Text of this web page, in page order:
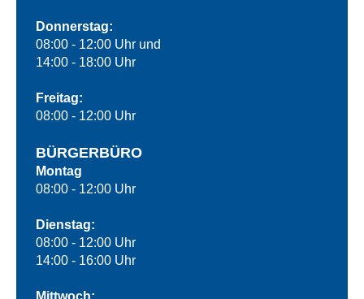
Donnerstag:
08:00 - 12:00 Uhr und
14:00 - 18:00 Uhr
Freitag:
08:00 - 12:00 Uhr
BÜRGERBÜRO
Montag
08:00 - 12:00 Uhr
Dienstag:
08:00 - 12:00 Uhr
14:00 - 16:00 Uhr
Mittwoch: